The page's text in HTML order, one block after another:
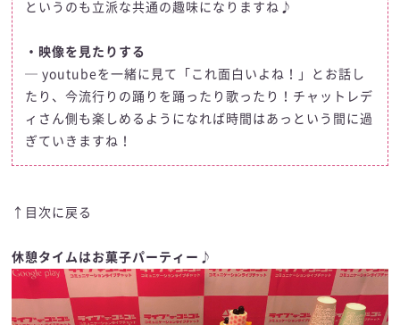
というのも立派な共通の趣味になりますね♪
・映像を見たりする
─ youtubeを一緒に見て「これ面白いよね！」とお話し
たり、今流行りの踊りを踊ったり歌ったり！チャットレデ
ィさん側も楽しめるようになれば時間はあっという間に過
ぎていきますね！
↑目次に戻る
休憩タイムはお菓子パーティー♪